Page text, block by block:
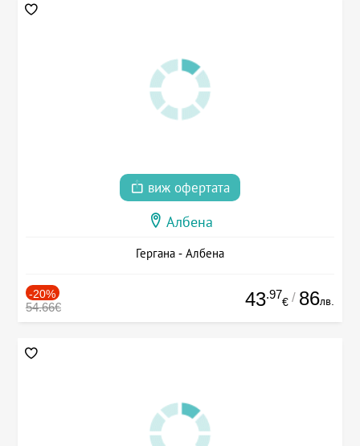
виж офертата
Албена
Гергана - Албена
-20%
54.66€ 43.97
€ / 86лв.